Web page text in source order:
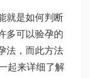
就是如何判断
多可以验孕的
法，而此方法
起来详细了解